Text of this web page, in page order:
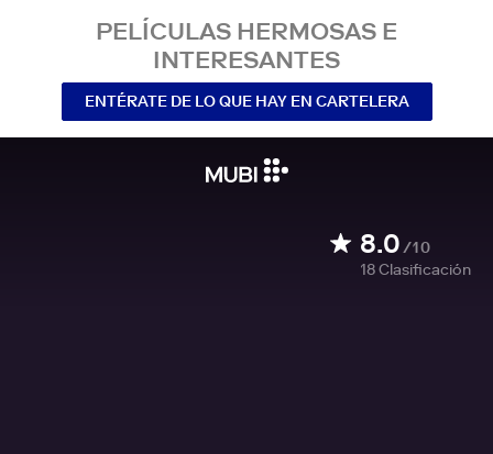
PELÍCULAS HERMOSAS E
INTERESANTES
ENTÉRATE DE LO QUE HAY EN CARTELERA
8.0/10
18Clasificación